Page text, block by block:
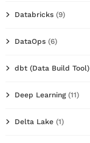
Databricks (9)
DataOps (6)
dbt (Data Build Tool)
Deep Learning(11)
Delta Lake (1)